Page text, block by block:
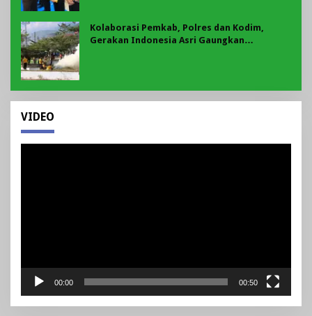
Kolaborasi Pemkab, Polres dan Kodim,
Gerakan Indonesia Asri Gaungkan
VIDEO
00:00 00:50